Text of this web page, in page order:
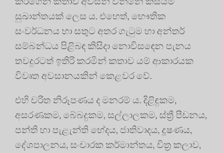
සුඛාන්තයක් ලෙස ය. එහෙත්, භෞතික
සංවර්ධනය හා සතුට අතර ගැටුම හා අන්තර්
සම්බන්ධය පිළිබඳ කිසිදා නොවිසඳෙන පැනය
තවදුරටත් ඉතිරි කරමින් කතාව යම් ආකාරයක
විවෘත අවසානයකින් කෙළවර වේ.
එහි චරිත නිරූපණය ද මනරම් ය. දිළිඳුකම,
අසරණකම, බේබදුකම, සල්ලාලකම, ස්ත්‍රී පීඩනය,
පන්ති හා පැළැන්ති භේදය, ජාතිවාදය, දූෂණය,
දේශපාලනය, සංචාරක කර්මාන්තය, චිත්‍ර කලාව,